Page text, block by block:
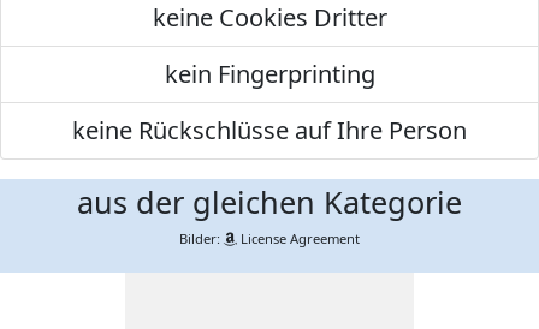
keine Cookies Dritter
kein Fingerprinting
keine Rückschlüsse auf Ihre Person
aus der gleichen Kategorie
Bilder: License Agreement